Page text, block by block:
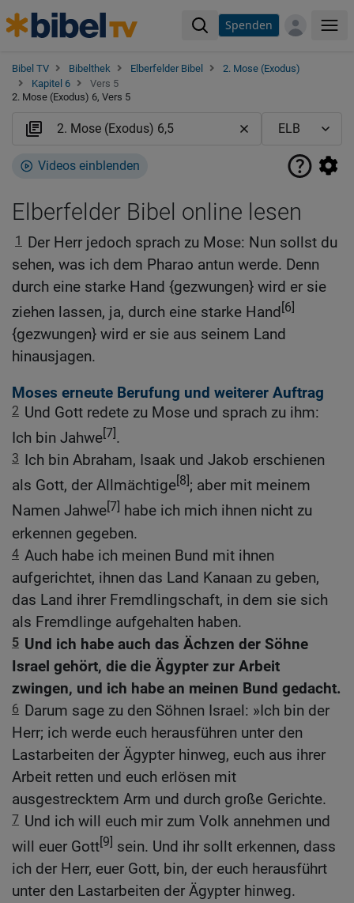
Spenden
Bibel TV Bibelthek Elberfelder Bibel
2. Mose (Exodus)
Kapitel 6
Vers 5
2. Mose (Exodus) 6, Vers 5
Videos einblenden
Elberfelder Bibel online lesen
1 Der Herr jedoch sprach zu Mose: Nun sollst du
sehen, was ich dem Pharao antun werde. Denn
durch eine starke Hand {gezwungen} wird er sie
ziehen lassen, ja, durch eine starke Hand[6]
{gezwungen} wird er sie aus seinem Land
hinausjagen.
Moses erneute Berufung und weiterer Auftrag
2 Und Gott redete zu Mose und sprach zu ihm:
Ich bin Jahwe[7].
3 Ich bin Abraham, Isaak und Jakob erschienen
als Gott, der Allmächtige[8]; aber mit meinem
Namen Jahwe[7] habe ich mich ihnen nicht zu
erkennen gegeben.
4 Auch habe ich meinen Bund mit ihnen
aufgerichtet, ihnen das Land Kanaan zu geben,
das Land ihrer Fremdlingschaft, in dem sie sich
als Fremdlinge aufgehalten haben.
5 Und ich habe auch das Ächzen der Söhne
Israel gehört, die die Ägypter zur Arbeit
zwingen, und ich habe an meinen Bund gedacht.
6 Darum sage zu den Söhnen Israel: »Ich bin der
Herr; ich werde euch herausführen unter den
Lastarbeiten der Ägypter hinweg, euch aus ihrer
Arbeit retten und euch erlösen mit
ausgestrecktem Arm und durch große Gerichte.
7 Und ich will euch mir zum Volk annehmen und
will euer Gott[9] sein. Und ihr sollt erkennen, dass
ich der Herr, euer Gott, bin, der euch herausführt
unter den Lastarbeiten der Ägypter hinweg.